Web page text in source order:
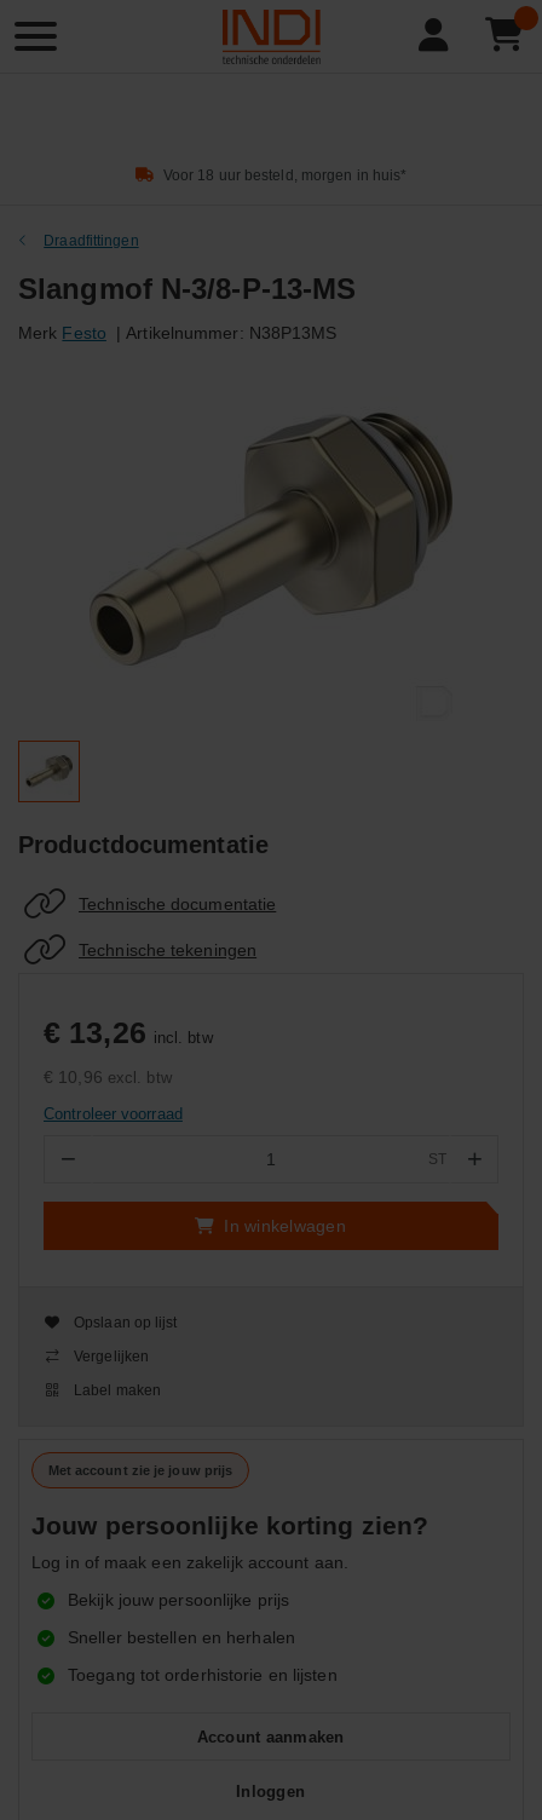
Product
zoeken
Voor 18 uur besteld, morgen in huis*
Draadfittingen
Slangmof N-3/8-P-13-MS
Merk Festo | Artikelnummer: N38P13MS
Productdocumentatie
Technische documentatie
Technische tekeningen
€ 13,26 incl. btw
€ 10,96 excl. btw
Controleer voorraad
− ST +
In winkelwagen
Opslaan op lijst
Vergelijken
Label maken
Met account zie je jouw prijs
Jouw persoonlijke korting zien?
Log in of maak een zakelijk account aan.
Bekijk jouw persoonlijke prijs
Sneller bestellen en herhalen
Toegang tot orderhistorie en lijsten
Account aanmaken
Inloggen